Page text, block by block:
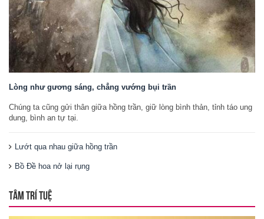
Lòng như gương sáng, chẳng vướng bụi trần
Chúng ta cũng gửi thân giữa hồng trần, giữ lòng bình thản, tỉnh táo ung
dung, bình an tự tại.
Lướt qua nhau giữa hồng trần
Bồ Đề hoa nở lại rụng
TÂM TRÍ TUỆ